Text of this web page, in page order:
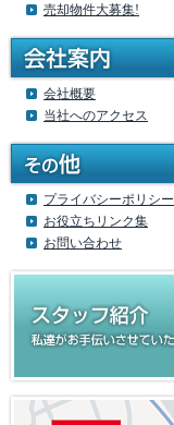
売却物件大募集!
会社概要
当社へのアクセス
プライバシーポリシー
お役立ちリンク集
お問い合わせ